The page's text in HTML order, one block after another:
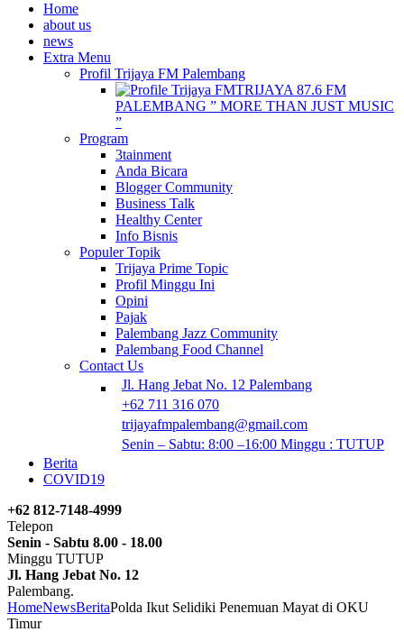
Home
about us
news
Extra Menu
Profil Trijaya FM Palembang
TRIJAYA 87.6 FM
PALEMBANG ” MORE THAN JUST MUSIC
”
Program
3tainment
Anda Bicara
Blogger Community
Business Talk
Healthy Center
Info Bisnis
Populer Topik
Trijaya Prime Topic
Profil Minggu Ini
Opini
Pajak
Palembang Jazz Community
Palembang Food Channel
Contact Us
Jl. Hang Jebat No. 12 Palembang
+62 711 316 070
trijayafmpalembang@gmail.com
Senin – Sabtu: 8:00 –16:00 Minggu : TUTUP
Berita
COVID19
+62 812-7148-4999
Telepon
Senin - Sabtu 8.00 - 18.00
Minggu TUTUP
Jl. Hang Jebat No. 12
Palembang.
HomeNewsBeritaPolda Ikut Selidiki Penemuan Mayat di OKU
Timur